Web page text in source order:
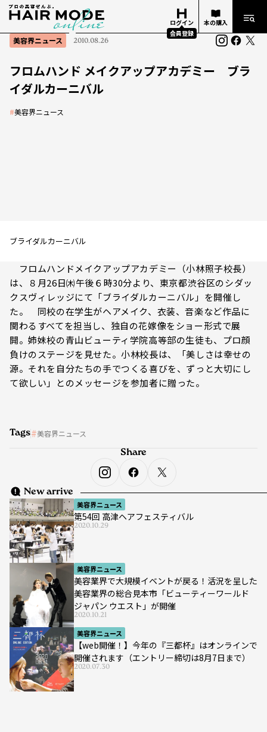
ログイン
会員登録
本の購入
美容界ニュース 2010.08.26
フロムハンド メイクアップアカデミー ブラ
イダルカーニバル
#美容界ニュース
ブライダルカーニバル
フロムハンドメイクアップアカデミー（小林照子校長）
は、８月26日㈭午後６時30分より、東京都渋谷区のシダッ
クスヴィレッジにて「ブライダルカーニバル」を開催し
た。 同校の在学生がヘアメイク、衣装、音楽など作品に
関わるすべてを担当し、独自の花嫁像をショー形式で展
開。姉妹校の青山ビューティ学院高等部の生徒も、プロ顔
負けのステージを見せた。小林校長は、「美しさは幸せの
源。それを自分たちの手でつくる喜びを、ずっと大切にし
て欲しい」とのメッセージを参加者に贈った。
Tags 美容界ニュース
New arrive
美容界ニュース
第54回 高津ヘアフェスティバル
2020.10.29
美容界ニュース
美容業界で大規模イベントが戻る！活況を呈した
美容業界の総合見本市「ビューティーワールド
ジャパン ウエスト」が開催
2020.10.21
美容界ニュース
【web開催！】今年の『三都杯』はオンラインで
開催されます（エントリー締切は8月7日まで）
2020.07.30
Share